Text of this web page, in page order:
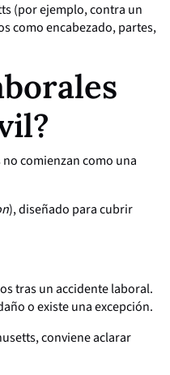
(por ejemplo, contra un
como encabezado, partes,
comienzan como una
), diseñado para cubrir
tras un accidente laboral.
o existe una excepción.
conviene aclarar